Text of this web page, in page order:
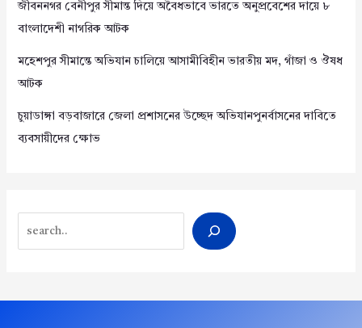
জীবননগর বেনীপুর সীমান্ত দিয়ে অবৈধভাবে ভারতে অনুপ্রবেশের দায়ে ৮
বাংলাদেশী নাগরিক আটক
মহেশপুর সীমান্তে অভিযান চালিয়ে আসামীবিহীন ভারতীয় মদ, গাঁজা ও ঔষধ
আটক
চুয়াডাঙ্গা বড়বাজারে জেলা প্রশাসনের উচ্ছেদ অভিযানপুনর্বাসনের দাবিতে
ব্যবসায়ীদের ক্ষোভ